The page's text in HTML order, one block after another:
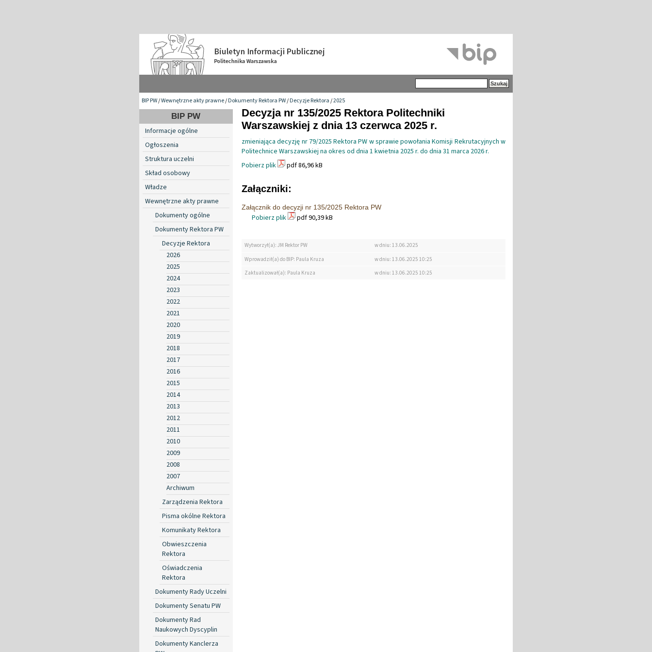
BIP PW/Wewnętrzne akty prawne/Dokumenty Rektora PW/Decyzje Rektora/2025
BIP PW
Informacje ogólne
Ogłoszenia
Struktura uczelni
Skład osobowy
Władze
Wewnętrzne akty prawne
Dokumenty ogólne
Dokumenty Rektora PW
Decyzje Rektora
2026
2025
2024
2023
2022
2021
2020
2019
2018
2017
2016
2015
2014
2013
2012
2011
2010
2009
2008
2007
Archiwum
Zarządzenia Rektora
Pisma okólne Rektora
Komunikaty Rektora
Obwieszczenia
Rektora
Oświadczenia
Rektora
Dokumenty Rady Uczelni
Dokumenty Senatu PW
Dokumenty Rad
Naukowych Dyscyplin
Dokumenty Kanclerza
Decyzja nr 135/2025 Rektora Politechniki
Warszawskiej z dnia 13 czerwca 2025 r.
zmieniająca decyzję nr 79/2025 Rektora PW w sprawie powołania Komisji Rekrutacyjnych w
Politechnice Warszawskiej na okres od dnia 1 kwietnia 2025 r. do dnia 31 marca 2026 r.
Pobierz plik
pdf 86,96 kB
Załączniki:
Załącznik do decyzji nr 135/2025 Rektora PW
Pobierz plik pdf 90,39 kB
Wytworzył(a): JM Rektor PW
w dniu: 13.06.2025
Wprowadził(a) do BIP: Paula Kruza
w dniu: 13.06.2025 10:25
Zaktualizował(a): Paula Kruza
w dniu: 13.06.2025 10:25